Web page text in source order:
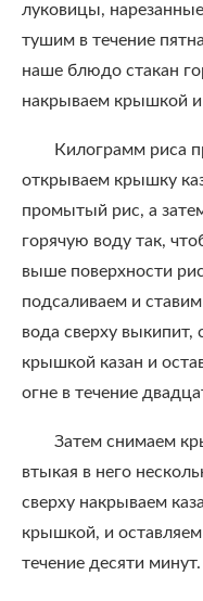
луковицы,
тушим в течение
наше блюдо стакан
накрываем крышкой
Килограмм риса
открываем крышку
промытый рис, а
горячую воду так,
выше поверхности
подсаливаем и
вода сверху выкипит,
крышкой казан и
огне в течение
Затем снимаем
втыкая в него
сверху накрываем
крышкой, и
течение десяти минут.